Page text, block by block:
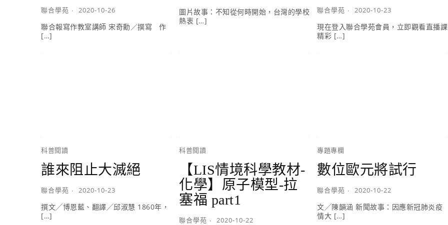
聯合學苑 2020-10-26
聯合報寫作教室講師 宋奇勳／撰寫 作
[…]
圖片故事：不知從何時開始，台灣的學校
熱衷 […]
聯合學苑 2020-10-23
現在登入聯合學苑會員，立即觀看直播課
精彩 […]
科普閱讀
誰來阻止大滅絕
聯合學苑 2020-10-23
撰文╱博恩藍、翻譯╱邱淑慧 1860年，
[…]
科普閱讀
【LIS情境科學教材-
化學】原子模型-拉
塞福 part1
聯合學苑 2020-10-22
專題專欄
數位歐元將試行
聯合學苑 2020-10-22
文╱陳韻涵 新聞故事：因應新冠肺炎疫
情大 […]